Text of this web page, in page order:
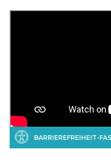
BARRIEREFREIHEIT-